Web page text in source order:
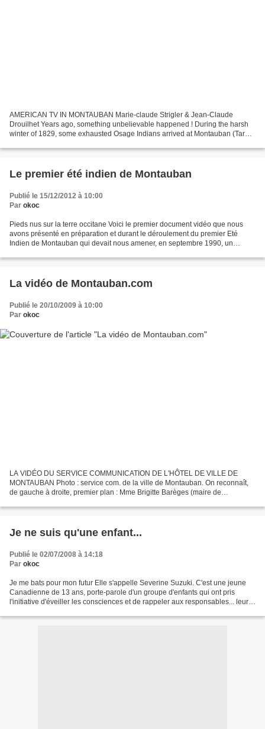
AMERICAN TV IN MONTAUBAN Marie-claude Strigler & Jean-Claude
Drouilhet Years ago, something unbelievable happened ! During the harsh
winter of 1829, some exhausted Osage Indians arrived at Montauban (Tarn
Le premier été indien de Montauban
Publié le 15/12/2012 à 10:00
Par okoc
Pieds nus sur la terre occitane Voici le premier document vidéo que nous
avons présenté en préparation et durant le déroulement du premier Eté
Indien de Montauban qui devait nous amener, en septembre 1990, un
La vidéo de Montauban.com
Publié le 20/10/2009 à 10:00
Par okoc
LA VIDÉO DU SERVICE COMMUNICATION DE L'HÔTEL DE VILLE DE
MONTAUBAN Photo : service com. de la ville de Montauban. On reconnaît,
de gauche à droite, premier plan : Mme Brigitte Barèges (maire de
Je ne suis qu'une enfant...
Publié le 02/07/2008 à 14:18
Par okoc
Je me bats pour mon futur Elle s'appelle Severine Suzuki. C'est une jeune
Canadienne de 13 ans, porte-parole d'un groupe d'enfants qui ont pris
l'initiative d'éveiller les consciences et de rappeler aux responsables... leurs